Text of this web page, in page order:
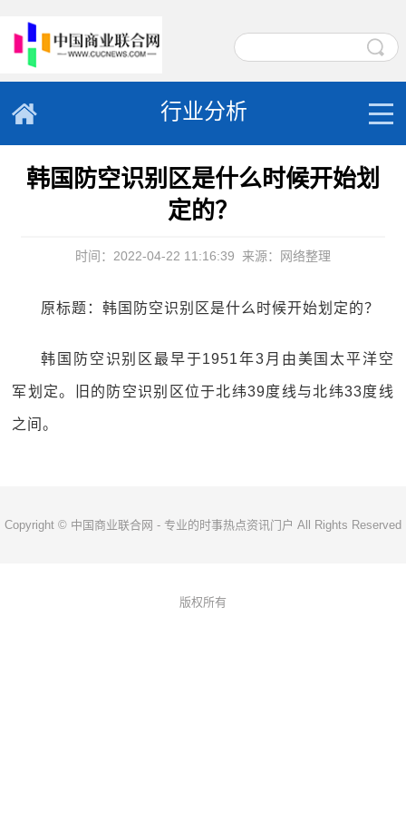
行业分析
韩国防空识别区是什么时候开始划
定的？
时间：2022-04-22 11:16:39 来源：网络整理
原标题：韩国防空识别区是什么时候开始划定的？
韩国防空识别区最早于1951年3月由美国太平洋空
军划定。旧的防空识别区位于北纬39度线与北纬33度线
之间。
Copyright © 中国商业联合网 - 专业的时事热点资讯门户 All Rights Reserved
版权所有